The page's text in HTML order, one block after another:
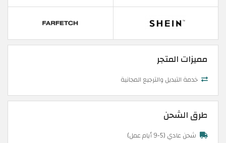
مميزات المتجر
خدمة التبديل والترجيع المجانية
طرق الشحن
شحن عادي (5-9 أيام عمل)